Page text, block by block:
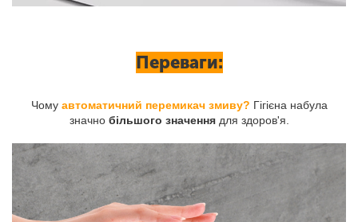
Переваги:
Чому автоматичний перемикач змиву? Гігієна набула
значно більшого значеннядля здоров'я.